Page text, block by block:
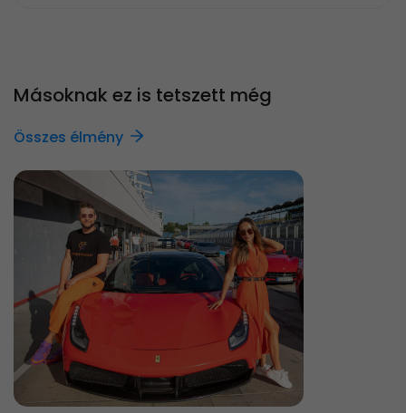
Másoknak ez is tetszett még
Összes élmény